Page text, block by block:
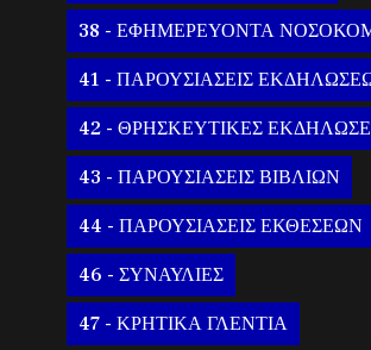
38 - ΕΦΗΜΕΡΕΥΟΝΤΑ
41 - ΠΑΡΟΥΣΙΑΣΕΙΣ
42 - ΘΡΗΣΚΕΥΤΙΚΕΣ
43 - ΠΑΡΟΥΣΙΑΣΕΙΣ ΒΙΒΛΙΩΝ
44 - ΠΑΡΟΥΣΙΑΣΕΙΣ ΕΚΘΕΣΕΩΝ
46 - ΣΥΝΑΥΛΙΕΣ
47 - ΚΡΗΤΙΚΑ ΓΛΕΝΤΙΑ